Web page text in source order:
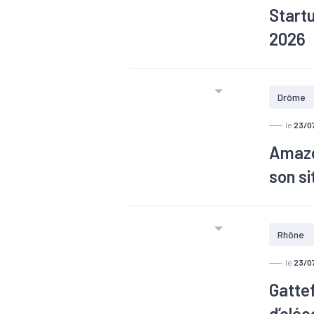
2026
cet
Drôme
le 23/
son
Rhône
le 23/